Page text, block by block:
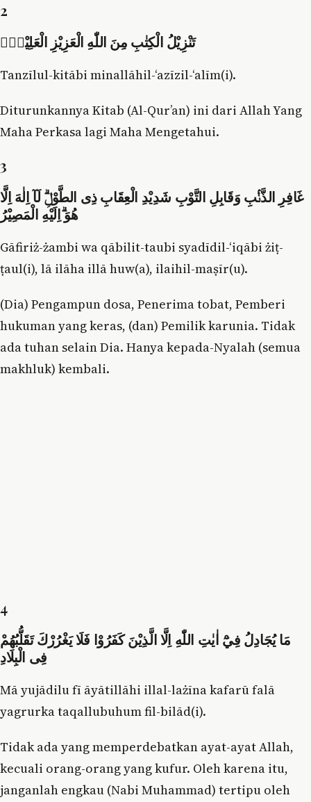
2
تَنْزِيْلُ الْكِتٰبِ مِنَ اللّٰهِ الْعَزِيْزِ الْعَلِيْمِۙ
Tanzīlul-kitābi minallāhil-‘azīzil-‘alīm(i).
Diturunkannya Kitab (Al-Qur’an) ini dari Allah Yang
Maha Perkasa lagi Maha Mengetahui.
3
غَافِرِ الذَّنْۢبِ وَقَابِلِ التَّوْبِ شَدِيْدِ الْعِقَابِ ذِى الطَّوْلِۗ لَآ اِلٰهَ اِلَّا
هُوَ ۗاِلَيْهِ الْمَصِيْرُ
Gāfiriż-żambi wa qābilit-taubi syadīdil-‘iqābi żiṭ-
ṭaul(i), lā ilāha illā huw(a), ilaihil-maṣīr(u).
(Dia) Pengampun dosa, Penerima tobat, Pemberi
hukuman yang keras, (dan) Pemilik karunia. Tidak
ada tuhan selain Dia. Hanya kepada-Nyalah (semua
makhluk) kembali.
4
مَا يُجَادِلُ فِيْٓ اٰيٰتِ اللّٰهِ اِلَّا الَّذِيْنَ كَفَرُوْا فَلَا يَغْرُرْكَ تَقَلُّبُهُمْ
فِى الْبِلَادِ
Mā yujādilu fī āyātillāhi illal-lażīna kafarū falā
yagrurka taqallubuhum fil-bilād(i).
Tidak ada yang memperdebatkan ayat-ayat Allah,
kecuali orang-orang yang kufur. Oleh karena itu,
janganlah engkau (Nabi Muhammad) tertipu oleh